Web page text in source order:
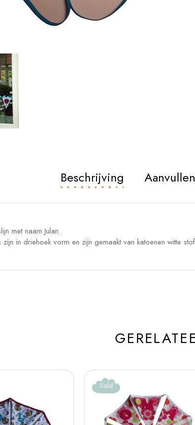
Beschrijving
met naam Julan.
in driehoek vorm en zijn gemaakt van katoenen witte
Sold